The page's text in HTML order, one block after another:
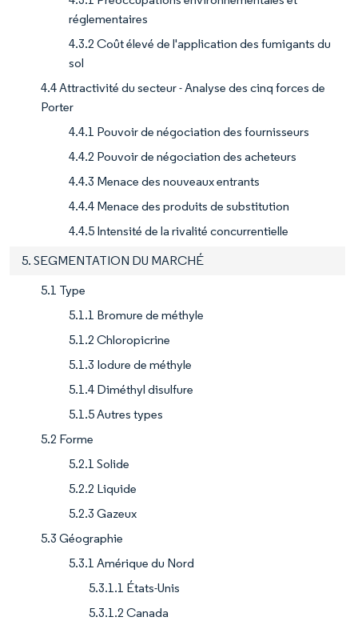
réglementaires
4.3.2 Coût élevé de l'application des fumigants du
sol
4.4 Attractivité du secteur - Analyse des cinq forces de
Porter
4.4.1 Pouvoir de négociation des fournisseurs
4.4.2 Pouvoir de négociation des acheteurs
4.4.3 Menace des nouveaux entrants
4.4.4 Menace des produits de substitution
4.4.5 Intensité de la rivalité concurrentielle
5. SEGMENTATION DU MARCHÉ
5.1 Type
5.1.1 Bromure de méthyle
5.1.2 Chloropicrine
5.1.3 Iodure de méthyle
5.1.4 Diméthyl disulfure
5.1.5 Autres types
5.2 Forme
5.2.1 Solide
5.2.2 Liquide
5.2.3 Gazeux
5.3 Géographie
5.3.1 Amérique du Nord
5.3.1.1 États-Unis
5.3.1.2 Canada